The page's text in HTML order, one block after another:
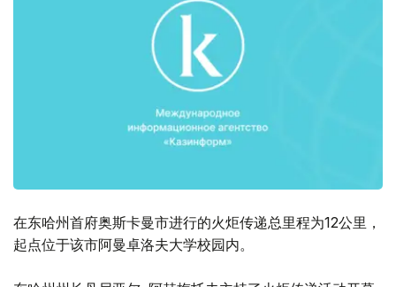
在东哈州首府奥斯卡曼市进行的火炬传递总里程为12公里，
起点位于该市阿曼卓洛夫大学校园内。